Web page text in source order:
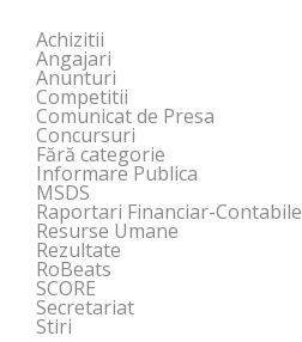
Achizitii
Angajari
Anunturi
Competitii
Comunicat de Presa
Concursuri
Fără categorie
Informare Publica
MSDS
Raportari Financiar-Contabile
Resurse Umane
Rezultate
RoBeats
SCORE
Secretariat
Stiri